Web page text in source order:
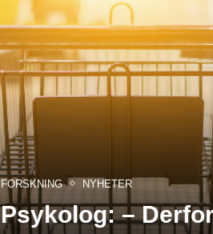
FORSKNING NYHETER
Psykolog: –